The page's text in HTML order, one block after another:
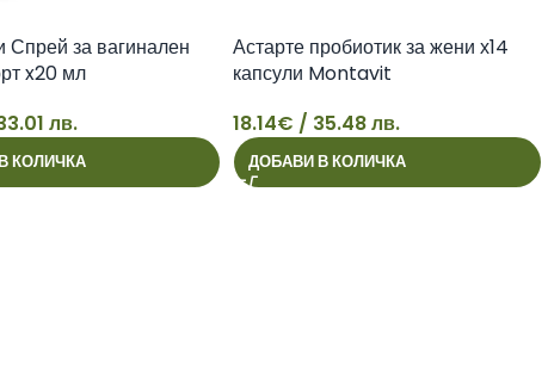
Спрей за вагинален
x20 мл
лв.
КОЛИЧКА
Астарте пробиотик за жени х14
капсули Montavit
18.14€ / 35.48 лв.
ДОБАВИ В КОЛИЧКА